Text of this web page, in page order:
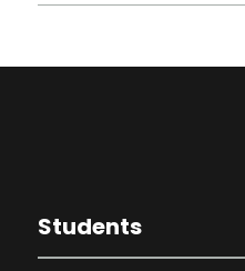
Students